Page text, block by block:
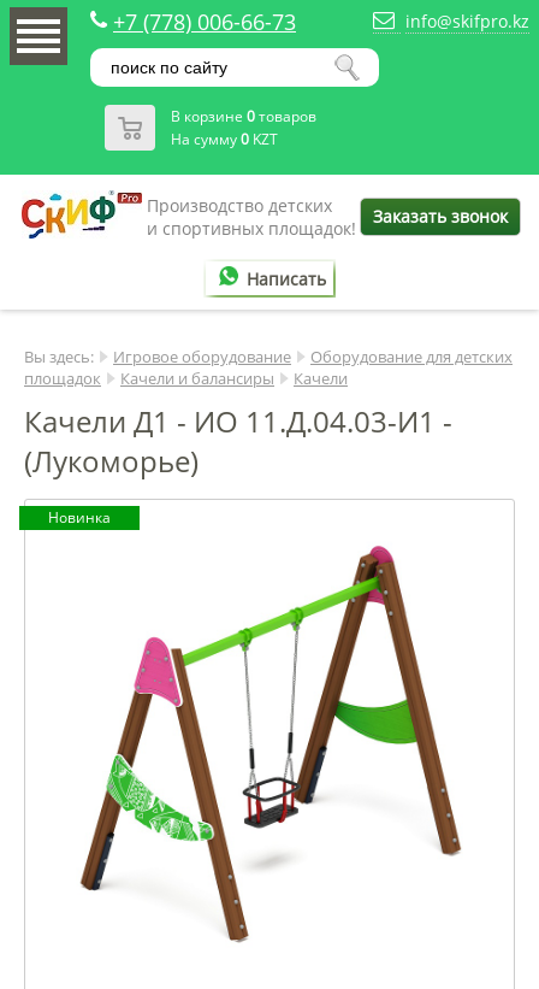
+7 (778) 006-66-73 info@skifpro.kz
В корзине 0товаров
На сумму0 KZT
Производство детских
и спортивных площадок!
Заказать звонок
Написать
Вы здесь: Игровое оборудование
Оборудование для детских
площадок
Качели и балансиры Качели
Качели Д1 - ИО 11.Д.04.03-И1 -
(Лукоморье)
Новинка